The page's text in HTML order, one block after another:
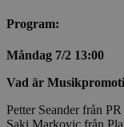
Program:
Måndag 7/2 13:00
Vad är
Petter Seander från